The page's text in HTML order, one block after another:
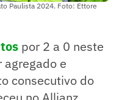
Paulista 2024. Foto: Ettore
por 2 a 0 neste
agregado e
consecutivo do